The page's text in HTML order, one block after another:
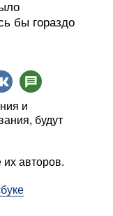
бы гораздо
и
будут
их авторов.